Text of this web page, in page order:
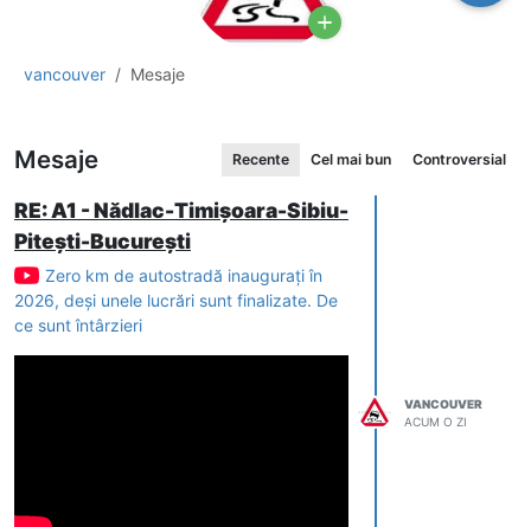
vancouver Mesaje
Mesaje Recente Cel mai bun Controversial
RE: A1 - Nădlac-Timișoara-Sibiu-
Pitești-București
Zero km de autostradă inauguraţi în
2026, deşi unele lucrări sunt finalizate. De
ce sunt întârzieri
VANCOUVER
ACUM O ZI